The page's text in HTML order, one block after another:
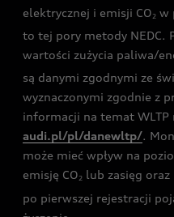
elektrycznej i emisji CO2 w
to tej pory metody NEDC.
wartości zużycia paliwa/
są danymi zgodnymi ze
wyznaczonymi zgodnie z
informacji na temat WLTP
audi.pl/pl/danewltp/.
może mieć wpływ na
emisję CO2 lub zasięg oraz
po pierwszej rejestracji